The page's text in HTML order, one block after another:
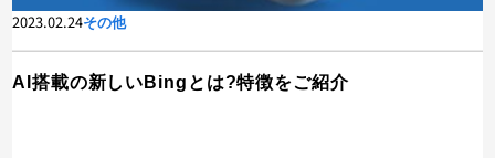
2023.02.24その他
AI搭載の新しいBingとは?特徴をご紹介